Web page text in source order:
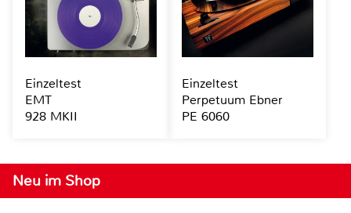
Neu im Shop
Einzeltest
EMT
928 MKII
Einzeltest
Perpetuum Ebner
PE 6060